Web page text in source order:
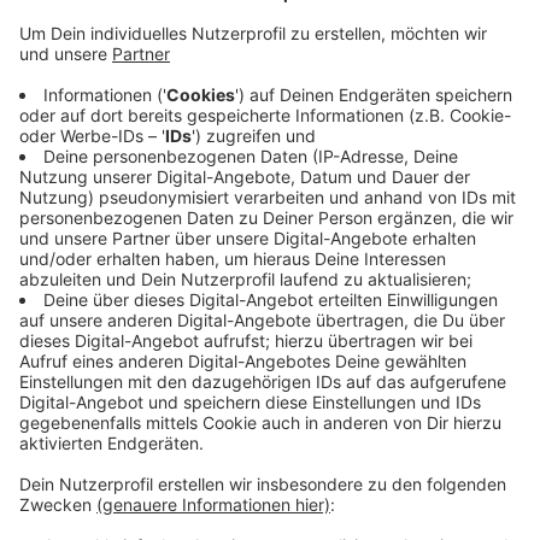
Anzeige
Wie das Kino bei Facebook mitteilt, ist das
Filmangebot der Verleiher aktuell zu gering. Mit so
wenigen Filmen sei ein wirtschaftlicher Betrieb nicht
möglich. Das Kino plant jetzt nächste Woche
Donnerstag zu öffnen. Ursprünglich sollte es schon
diese Woche Donnerstag losgehen. Der Kino-Betreiber
hat die Corona-Pause für Umbaumaßnahmen genutzt.
Unter anderem hat das Kino neue Stühle bekommen.
Anzeige